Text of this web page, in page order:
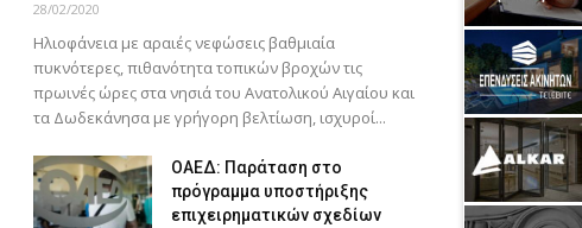
28/02/2020
Ηλιοφάνεια με αραιές νεφώσεις βαθμιαία
πυκνότερες, πιθανότητα τοπικών βροχών τις
πρωινές ώρες στα νησιά του Ανατολικού Αιγαίου και
τα Δωδεκάνησα με γρήγορη βελτίωση, ισχυροί...
ΟΑΕΔ: Παράταση στο
πρόγραμμα υποστήριξης
επιχειρηματικών σχεδίων